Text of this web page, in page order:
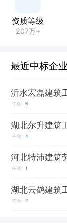
资质等级
207万+
最近中标企业
沂水宏磊建筑
中标: 6
湖北尔升建筑
中标: 4
河北特沛建筑
中标: 1
湖北云鹤建筑
中标: 2